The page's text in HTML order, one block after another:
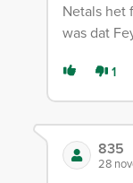
Netals het
was dat
1
835
28